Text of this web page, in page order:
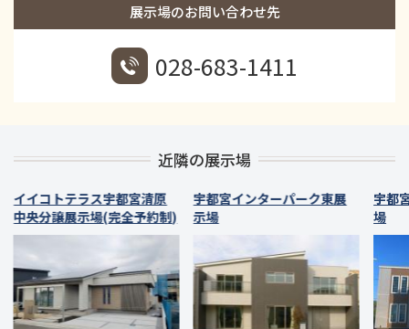
展示場のお問い合わせ先
028-683-1411
近隣の展示場
イイコトテラス宇都宮清原
中央分譲展示場(完全予約制)
宇都宮インターパーク東展
示場
宇都
場